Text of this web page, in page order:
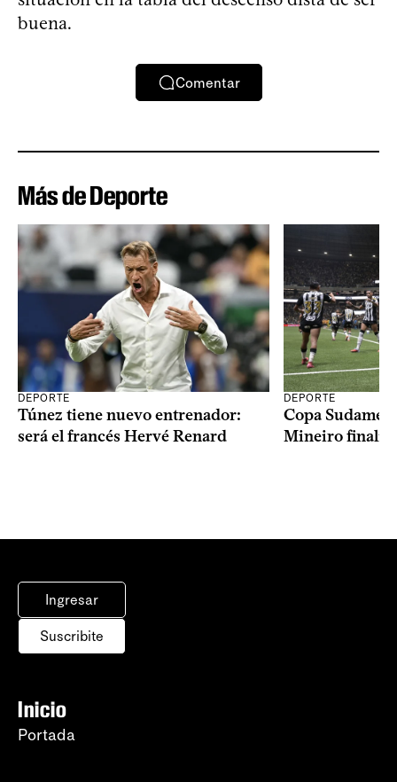
buena.
Comentar
Más de Deporte
DEPORTE
Túnez tiene nuevo entrenador:
será el francés Hervé Renard
DEPORTE
Copa
Mineiro
Ingresar
Suscribite
Inicio
Portada